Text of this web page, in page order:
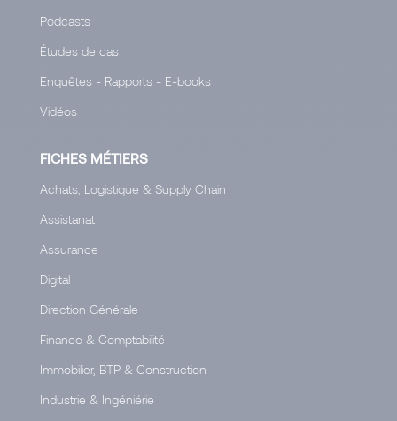
Podcasts
Études de cas
Enquêtes - Rapports - E-books
Vidéos
FICHES MÉTIERS
Achats, Logistique & Supply Chain
Assistanat
Assurance
Digital
Direction Générale
Finance & Comptabilité
Immobilier, BTP & Construction
Industrie & Ingéniérie